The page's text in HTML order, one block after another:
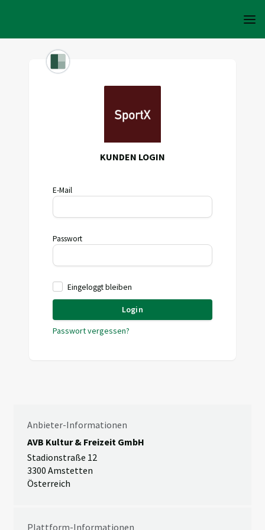
KUNDEN LOGIN
E-Mail
Passwort
Eingeloggt bleiben
Login
Passwort vergessen?
Anbieter-Informationen
AVB Kultur & Freizeit GmbH
Stadionstraße 12
3300 Amstetten
Österreich
Plattform-Informationen